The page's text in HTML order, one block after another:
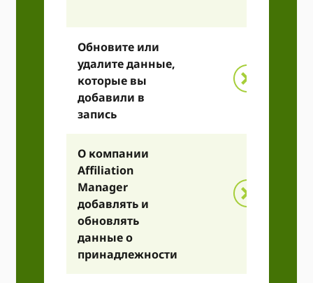
Обновите или
удалите данные,
которые вы
добавили в
запись
О компании
Affiliation
Manager
добавлять и
обновлять
данные о
принадлежности